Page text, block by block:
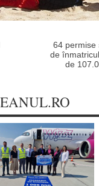
64 permise
de
de